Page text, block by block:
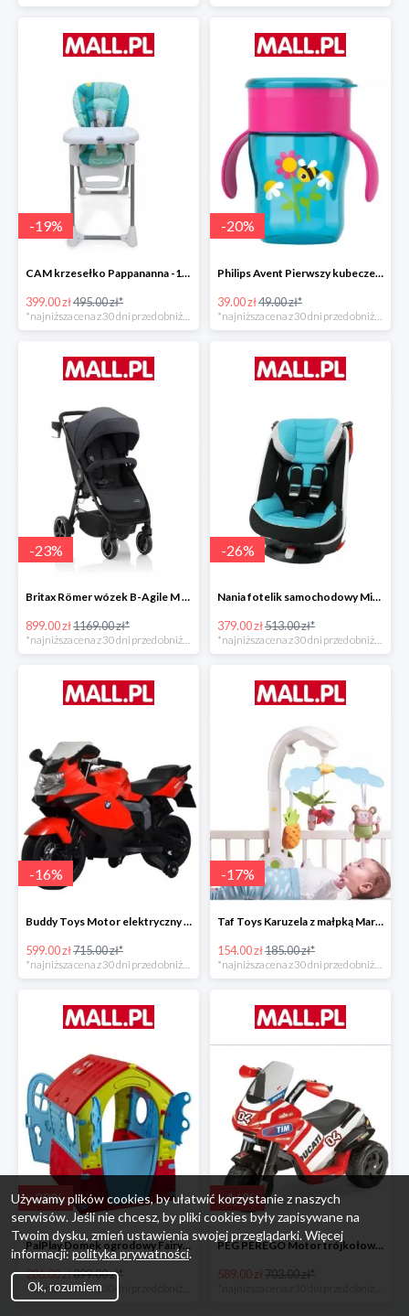
-19%
CAM krzesełko Pappananna -19%
399.00 zł495.00 zł*
*najniższa cena z 30 dni przed obniżką
-20%
Philips Avent Pierwszy kubeczek 260 ml -20%
39.00 zł49.00 zł*
*najniższa cena z 30 dni przed obniżką
-23%
Britax Römer wózek B-Agile M Black Shadow 2020 -23%
899.00 zł1169.00 zł*
*najniższa cena z 30 dni przed obniżką
-26%
Nania fotelik samochodowy Migo Saturn Premium Sky -26%
379.00 zł513.00 zł*
*najniższa cena z 30 dni przed obniżką
-16%
Buddy Toys Motor elektryczny BMW K1300 BEC 6011 -16%
599.00 zł715.00 zł*
-17%
Taf Toys Karuzela z małpką Marco -16%
154.00 zł185.00 zł*
-28%
PalPlay Domek ogrodowy Fairy House -28%
286.00 zł399.00 zł*
-16%
PEG PEREGO Motor trójkołowy Ducati Desmosedici -16%
589.00 zł703.00 zł*
Używamy plików cookies, by ułatwić korzystanie z naszych
serwisów. Jeśli nie chcesz, by pliki cookies były zapisywane na
Twoim dysku, zmień ustawienia swojej przeglądarki. Więcej
informacji:polityka prywatności.
Ok, rozumiem